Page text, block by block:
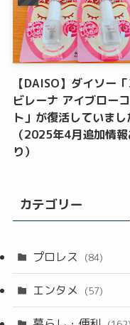
【DAISO】ダイソー
ビレーナ アイブロー
ト」が復活していまし
（2025年4月追加情報
り）
カテゴリー
プロレス (84)
エンタメ (57)